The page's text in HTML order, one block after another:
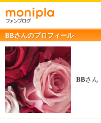
BBさんのプロフィール
BBさん